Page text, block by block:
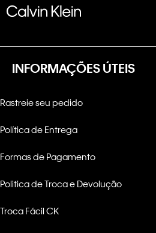
INFORMAÇÕES ÚTEIS
Rastreie seu pedido
Política de Entrega
Formas de Pagamento
Politica de Troca e Devolução
Troca Fácil CK